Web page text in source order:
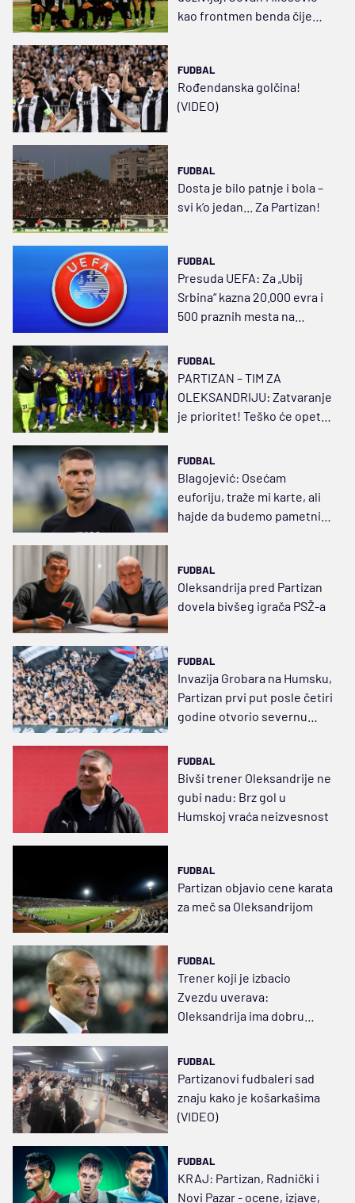
kao frontmen benda čije
FUDBAL
Rođendanska golčina!
(VIDEO)
FUDBAL
Dosta je bilo patnje i bola –
svi k’o jedan... Za Partizan!
FUDBAL
Presuda UEFA: Za „Ubij
Srbina“ kazna 20.000 evra i
500 praznih mesta na
FUDBAL
PARTIZAN – TIM ZA
OLEKSANDRIJU: Zatvaranje
je prioritet! Teško će opet i
FUDBAL
Blagojević: Osećam
euforiju, traže mi karte, ali
hajde da budemo pametni,
FUDBAL
Oleksandrija pred Partizan
dovela bivšeg igrača PSŽ-a
FUDBAL
Invazija Grobara na Humsku,
Partizan prvi put posle četiri
godine otvorio severnu
FUDBAL
Bivši trener Oleksandrije ne
gubi nadu: Brz gol u
Humskoj vraća neizvesnost
FUDBAL
Partizan objavio cene karata
za meč sa Oleksandrijom
FUDBAL
Trener koji je izbacio
Zvezdu uverava:
Oleksandrija ima dobru
FUDBAL
Partizanovi fudbaleri sad
znaju kako je košarkašima
(VIDEO)
FUDBAL
KRAJ: Partizan, Radnički i
Novi Pazar - ocene, izjave,